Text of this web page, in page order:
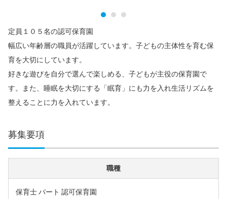
定員１０５名の認可保育園
幅広い年齢層の職員が活躍しています。子どもの主体性を育む保
育を大切にしています。
好きな遊びを自分で選んで楽しめる、子どもが主役の保育園で
す。また、睡眠を大切にする「眠育」にも力を入れ生活リズムを
整えることに力を入れています。
募集要項
職種
保育士 パート 認可保育園